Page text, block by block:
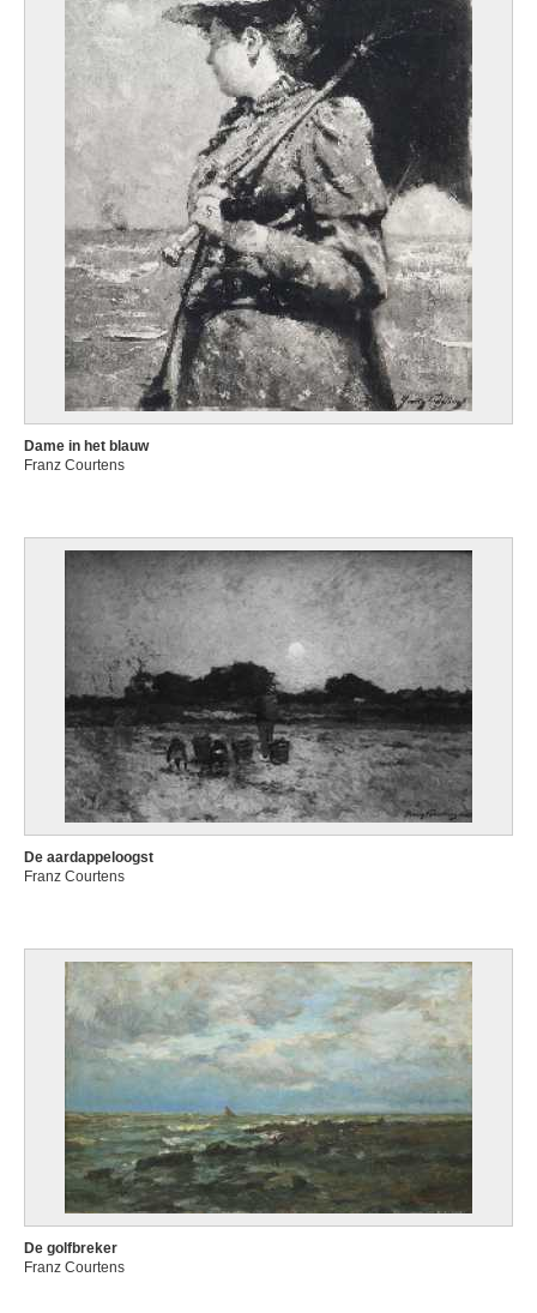
Dame in het blauw
Franz Courtens
De aardappeloogst
Franz Courtens
De golfbreker
Franz Courtens